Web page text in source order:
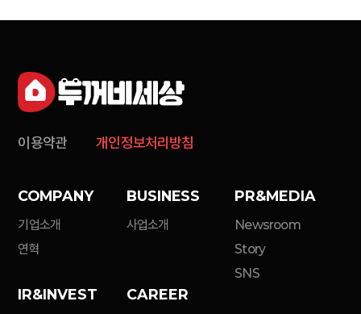
이용약관 개인정보처리방침
COMPANY
기업소개
연혁
BUSINESS
사업소개
PR&MEDIA
Newsroom
Story
SNS
IR&INVEST CAREER